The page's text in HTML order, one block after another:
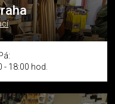
- 18:00 hod.